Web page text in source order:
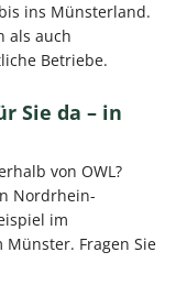
ins Münsterland.
als auch
Betriebe.
Sie da – in
von OWL?
Nordrhein-
im
Fragen Sie